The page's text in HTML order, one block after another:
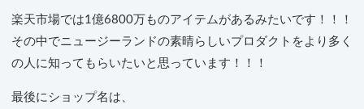
楽天市場では1億6800万ものアイテムがあるみたいです！！！
その中でニュージーランドの素晴らしいプロダクトをより多く
の人に知ってもらいたいと思っています！！！
最後にショップ名は、